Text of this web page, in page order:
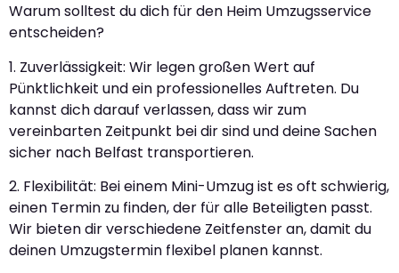
Warum solltest du dich für den Heim Umzugsservice
entscheiden?
1. Zuverlässigkeit: Wir legen großen Wert auf
Pünktlichkeit und ein professionelles Auftreten. Du
kannst dich darauf verlassen, dass wir zum
vereinbarten Zeitpunkt bei dir sind und deine Sachen
sicher nach Belfast transportieren.
2. Flexibilität: Bei einem Mini-Umzug ist es oft schwierig,
einen Termin zu finden, der für alle Beteiligten passt.
Wir bieten dir verschiedene Zeitfenster an, damit du
deinen Umzugstermin flexibel planen kannst.